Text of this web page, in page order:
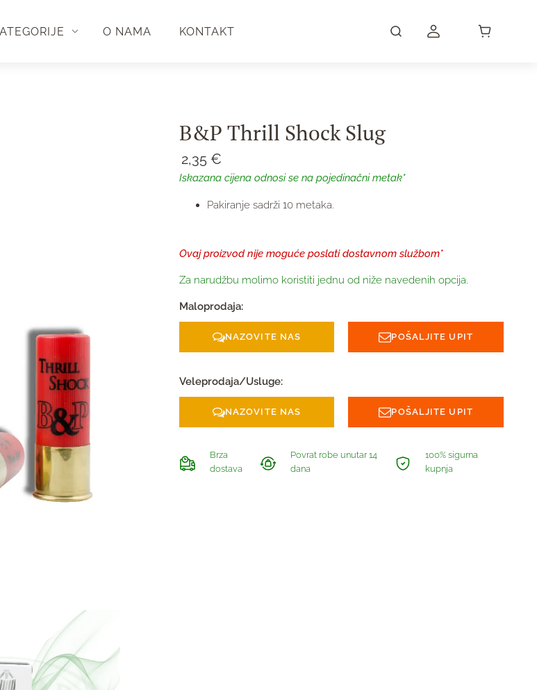
O NAMA KONTAKT
B&P Thrill Shock Slug
2,35 €
Iskazana cijena odnosi se na pojedinačni metak*
Pakiranje sadrži 10 metaka.
Ovaj proizvod nije moguće poslati dostavnom službom*
Za narudžbu molimo koristiti jednu od niže navedenih opcija.
Maloprodaja:
NAZOVITE NAS POŠALJITE UPIT
Veleprodaja/Usluge:
NAZOVITE NAS POŠALJITE UPIT
Brza
dostava
Povrat robe unutar 14
dana
100% sigurna
kupnja